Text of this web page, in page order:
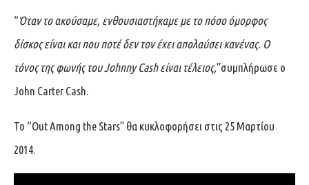
“Όταν το ακούσαμε, ενθουσιαστήκαμε με το πόσο όμορφος
δίσκος είναι και που ποτέ δεν τον έχει απολαύσει κανένας. Ο
τόνος της φωνής τουJohnny Cashείναι τέλειος,”συμπλήρωσε ο
John Carter Cash.
Το “Out Among the Stars” θα κυκλοφορήσει στις 25 Μαρτίου
2014.